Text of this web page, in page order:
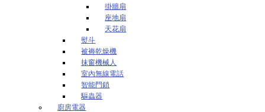
掛牆扇
座地扇
天花扇
熨斗
被褥乾燥機
抹窗機械人
室內無線電話
智能門鎖
驅蟲器
廚房電器